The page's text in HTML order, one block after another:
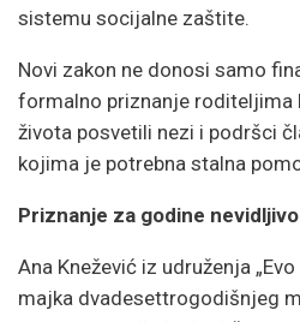
sistemu socijalne zaštite.
Novi zakon ne donosi samo
formalno priznanje roditeljima
života posvetili nezi i podršci
kojima je potrebna stalna
Priznanje za godine
Ana Knežević iz udruženja
majka dvadesettrogodišnjeg